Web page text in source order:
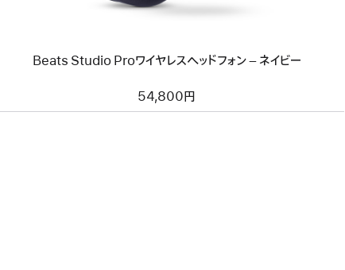
イ
ヘ
ド
フ
ォ
Beats Studio Proワイヤレスヘッドフォン – ネイビー
54,800円